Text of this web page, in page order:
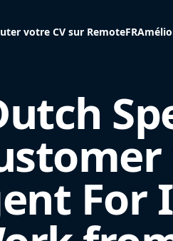
votre CV sur RemoteFR
For